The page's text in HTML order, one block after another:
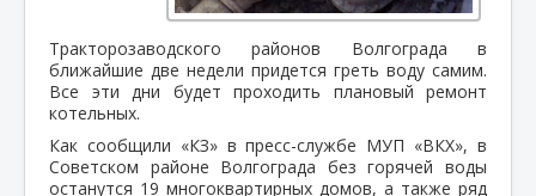
Тракторозаводского районов Волгограда в
ближайшие две недели придется греть воду самим.
Все эти дни будет проходить плановый ремонт
котельных.
Как сообщили «КЗ» в пресс-службе МУП «ВКХ», в
Советском районе Волгограда без горячей воды
останутся 19 многоквартирных домов, а также ряд